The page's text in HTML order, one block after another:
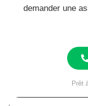
demander une
Prêt